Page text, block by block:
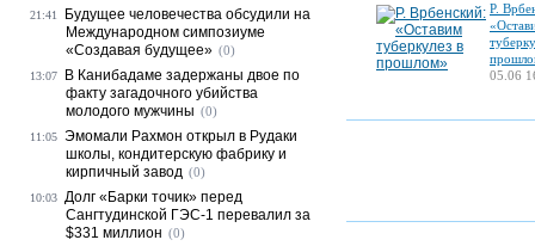
Р.
05.06
21:41
Будущее человечества обсудили на
Международном симпозиуме
«Создавая будущее» (0)
13:07
В Канибадаме задержаны двое по
факту загадочного убийства
молодого мужчины (0)
11:05 Эмомали Рахмон открыл в Рудаки
школы, кондитерскую фабрику и
кирпичный завод (0)
10:03 Долг «Барки точик» перед
Сангтудинской ГЭС-1 перевалил за
$331 миллион (0)